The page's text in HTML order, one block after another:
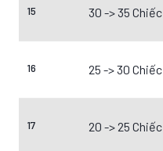
15 30 -> 35 Chiếc
16 25 -> 30 Chiếc
17 20 -> 25 Chiếc